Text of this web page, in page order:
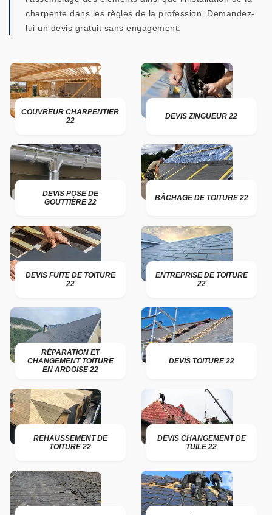
charpente dans les règles de la profession. Demandez-
lui un devis gratuit sans engagement.
COUVREUR CHARPENTIER
22
DEVIS ZINGUEUR 22
DEVIS POSE DE
GOUTTIÈRE 22
BÂCHAGE DE TOITURE 22
DEVIS FUITE DE TOITURE
22
ENTREPRISE DE TOITURE
22
RÉPARATION ET
CHANGEMENT TOITURE
EN ARDOISE 22
DEVIS TOITURE 22
REHAUSSEMENT DE
TOITURE 22
DEVIS CHANGEMENT DE
TUILE 22